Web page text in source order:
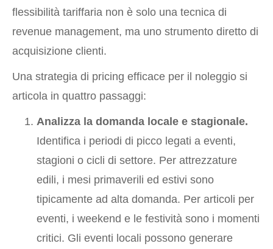
flessibilità tariffaria non è solo una tecnica di
revenue management, ma uno strumento diretto di
acquisizione clienti.
Una strategia di pricing efficace per il noleggio si
articola in quattro passaggi:
Analizza la domanda locale e stagionale.
Identifica i periodi di picco legati a eventi,
stagioni o cicli di settore. Per attrezzature
edili, i mesi primaverili ed estivi sono
tipicamente ad alta domanda. Per articoli per
eventi, i weekend e le festività sono i momenti
critici. Gli eventi locali possono generare